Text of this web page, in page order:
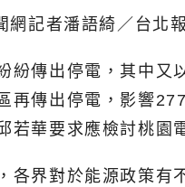
網記者潘語綺／台北
紛傳出停電，其中又
再傳出停電，影響
若華要求應檢討桃園
各界對於能源政策有